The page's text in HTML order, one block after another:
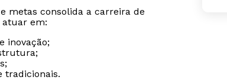
metas consolida a carreira de
em:
inovação;
tradicionais.